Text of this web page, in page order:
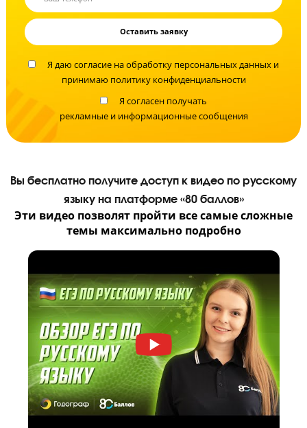
Не время экспериментов!
Помогите вашему ребенку сдать ЕГЭ по
русскому языку на высокий балл
Я даю согласие наобработку персональных данных
принимаюполитику конфиденциальности
Я согласен получать
рекламные и информационные сообщения